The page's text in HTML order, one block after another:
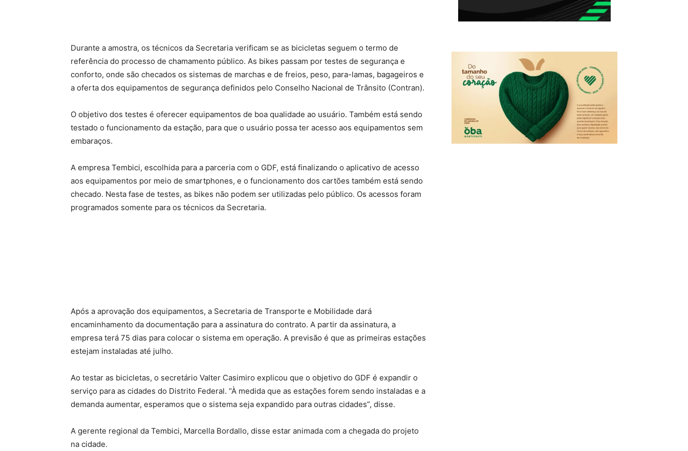
Durante a amostra, os técnicos da Secretaria verificam se as bicicletas seguem o termo de
referência do processo de chamamento público. As bikes passam por testes de segurança e
conforto, onde são checados os sistemas de marchas e de freios, peso, para-lamas, bagageiros e
a oferta dos equipamentos de segurança definidos pelo Conselho Nacional de Trânsito (Contran).
O objetivo dos testes é oferecer equipamentos de boa qualidade ao usuário. Também está sendo
testado o funcionamento da estação, para que o usuário possa ter acesso aos equipamentos sem
embaraços.
A empresa Tembici, escolhida para a parceria com o GDF, está finalizando o aplicativo de acesso
aos equipamentos por meio de smartphones, e o funcionamento dos cartões também está sendo
checado. Nesta fase de testes, as bikes não podem ser utilizadas pelo público. Os acessos foram
programados somente para os técnicos da Secretaria.
Após a aprovação dos equipamentos, a Secretaria de Transporte e Mobilidade dará
encaminhamento da documentação para a assinatura do contrato. A partir da assinatura, a
empresa terá 75 dias para colocar o sistema em operação. A previsão é que as primeiras estações
estejam instaladas até julho.
Ao testar as bicicletas, o secretário Valter Casimiro explicou que o objetivo do GDF é expandir o
serviço para as cidades do Distrito Federal. “À medida que as estações forem sendo instaladas e a
demanda aumentar, esperamos que o sistema seja expandido para outras cidades”, disse.
A gerente regional da Tembici, Marcella Bordallo, disse estar animada com a chegada do projeto
na cidade.